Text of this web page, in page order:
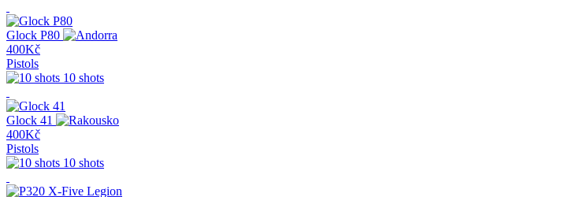
Glock P80
400Kč
Pistols
10 shots
Glock 41
400Kč
Pistols
10 shots